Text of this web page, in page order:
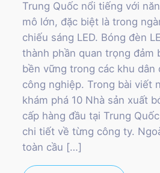
Trung Quốc nổi tiếng với
mô lớn, đặc biệt là trong
chiếu sáng LED. Bóng đèn
thành phần quan trọng đảm
bền vững trong các khu dân
công nghiệp. Trong bài viết
khám phá 10 Nhà sản xuất
cấp hàng đầu tại Trung
chi tiết về từng công ty.
toàn cầu […]